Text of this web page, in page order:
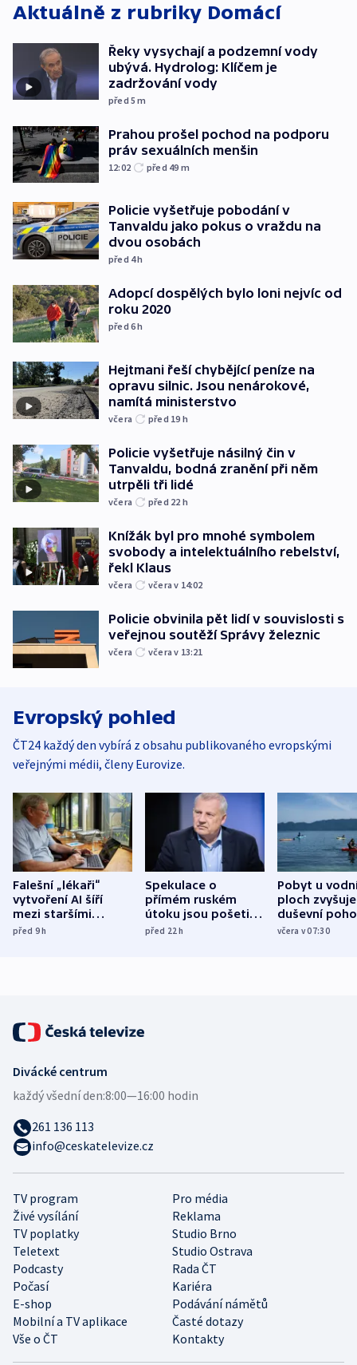
Aktuálně z rubriky Domácí
Řeky vysychají a podzemní vody
ubývá. Hydrolog: Klíčem je
zadržování vody
před 5m
Prahou prošel pochod na podporu
práv sexuálních menšin
12:02 před 49 m
Policie vyšetřuje pobodání v
Tanvaldu jako pokus o vraždu na
dvou osobách
před 4h
Adopcí dospělých bylo loni nejvíc od
roku 2020
před 6h
Hejtmani řeší chybějící peníze na
opravu silnic. Jsou nenárokové,
namítá ministerstvo
včera před 19 h
Policie vyšetřuje násilný čin v
Tanvaldu, bodná zranění při něm
utrpěli tři lidé
včera před 22 h
Knížák byl pro mnohé symbolem
svobody a intelektuálního rebelství,
řekl Klaus
včera včera v 14:02
Policie obvinila pět lidí v souvislosti s
veřejnou soutěží Správy železnic
včera včera v 13:21
Evropský pohled
ČT24 každý den vybírá z obsahu publikovaného evropskými
veřejnými médii, členy Eurovize.
Falešní „lékaři“
vytvoření AI šíří
mezi staršími
Poláky nebezpečné
před 9h
Spekulace o
přímém ruském
útoku jsou pošetilé,
míní estonský
před 22h
Pobyt u
ploch zvyšuje
duševní
ukázala
včera v 07:30
TV program
Pro média
Živé vysílání
Reklama
TV poplatky
Studio Brno
Teletext
Studio Ostrava
Podcasty
Rada ČT
Počasí
Kariéra
E-shop
Podávání námětů
Mobilní a TV aplikace
Časté dotazy
Vše o ČT
Kontakty
Divácké centrum
každý všední den:8:00—16:00 hodin
261 136 113
info@ceskatelevize.cz